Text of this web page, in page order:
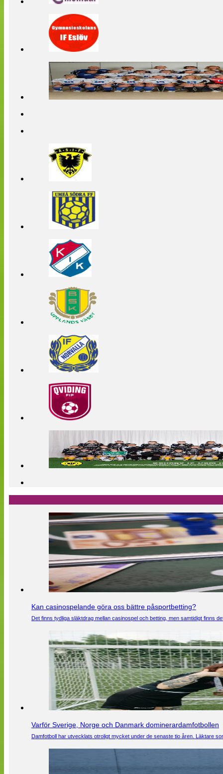
Kan casinospelande göra oss bättre påsportbetting?
Det finns tydliga släktdrag mellan casinospel och betting, men samtidigt finns
Varför Sverige, Norge och Danmark dominerardamfotbollen
Damfotboll har utvecklats otroligt mycket under de senaste tio åren. Läktare